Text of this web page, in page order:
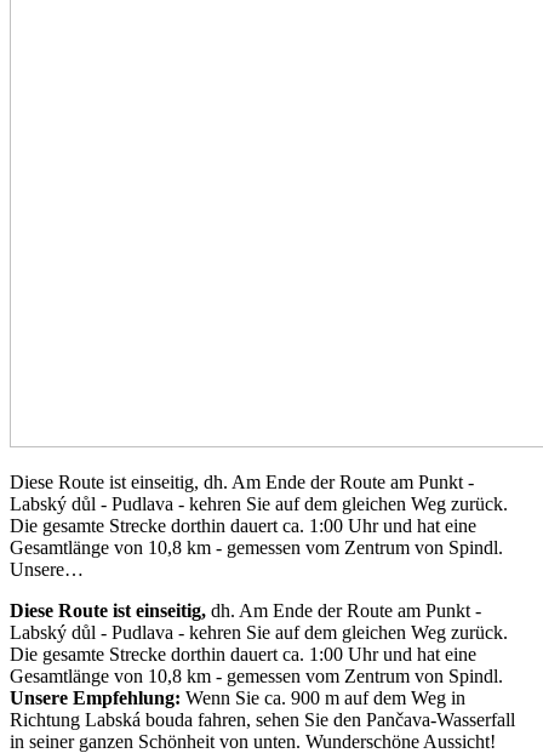
Diese Route ist einseitig, dh. Am Ende der Route am Punkt -
Labský důl - Pudlava - kehren Sie auf dem gleichen Weg zurück.
Die gesamte Strecke dorthin dauert ca. 1:00 Uhr und hat eine
Gesamtlänge von 10,8 km - gemessen vom Zentrum von Spindl.
Unsere…
Diese Route ist einseitig, dh. Am Ende der Route am Punkt -
Labský důl - Pudlava - kehren Sie auf dem gleichen Weg zurück.
Die gesamte Strecke dorthin dauert ca. 1:00 Uhr und hat eine
Gesamtlänge von 10,8 km - gemessen vom Zentrum von Spindl.
Unsere Empfehlung: Wenn Sie ca. 900 m auf dem Weg in
Richtung Labská bouda fahren, sehen Sie den Pančava-Wasserfall
in seiner ganzen Schönheit von unten. Wunderschöne Aussicht!